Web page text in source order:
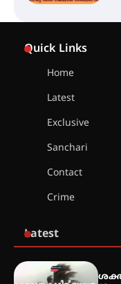
Quick Links
Home
Latest
Exclusive
Sanchari
Contact
Crime
Latest